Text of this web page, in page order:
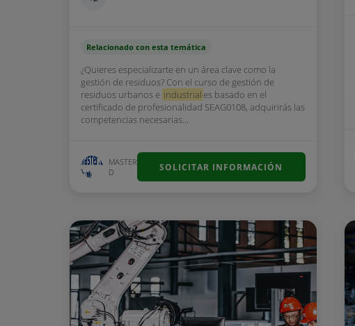
Relacionado con esta temática
¿Quieres especializarte en un área clave como la
gestión de residuos? Con el curso de gestión de
residuos urbanos e industrial es basado en el
certificado de profesionalidad SEAG0108, adquirirás las
competencias necesarias...
MASTER
D
SOLICITAR INFORMACIÓN